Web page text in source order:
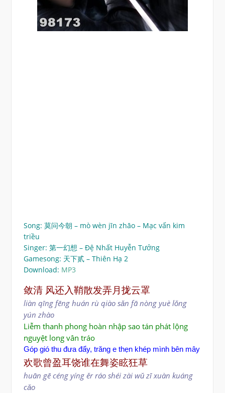
Song: 莫问今朝 – mò wèn jīn zhāo – Mạc vấn kim
triều
Singer: 第一幻想 – Đệ Nhất Huyễn Tưởng
Gamesong: 天下贰 – Thiên Hạ 2
Download: MP3
敛清 风还入鞘散发弄月拢云罩
liàn qīng fēng huán rù qiào sǎn fā nòng yuè lǒng
yún zhào
Liễm thanh phong hoàn nhập sao tán phát lộng
nguyệt long vân tráo
Góp gió thu đưa đẩy, trăng e thẹn khép mình bên mây
欢歌曾盈耳饶谁在舞姿眩狂草
huān gē céng yíng ěr ráo shéi zài wǔ zī xuàn kuáng
cǎo